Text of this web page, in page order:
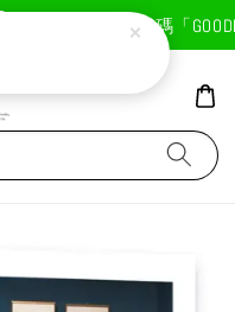
首次註冊輸入折扣碼「